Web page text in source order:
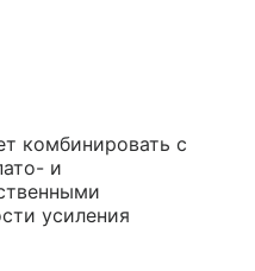
комбинировать с
и
усиления